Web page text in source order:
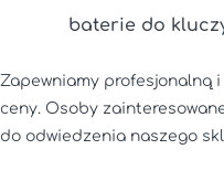
baterie do
Zapewniamy profesjonalną i
ceny. Osoby
do odwiedzenia naszego